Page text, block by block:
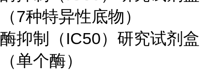
（7种特异性底物）
酶抑制（IC50）研究试剂盒
（单个酶）